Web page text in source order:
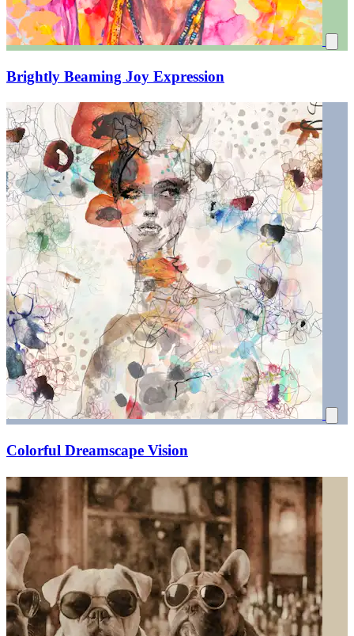
Brightly Beaming Joy Expression
Colorful Dreamscape Vision